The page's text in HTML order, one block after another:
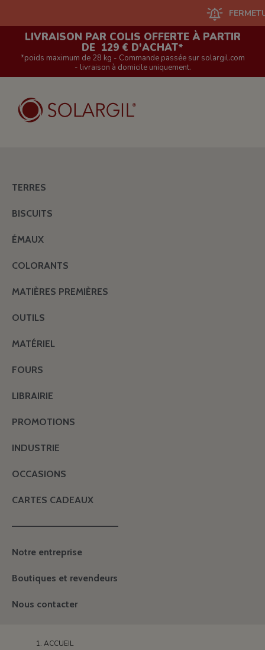
FERMETURE
LIVRAISON PAR COLIS OFFERTE À PARTIR
DE 129 € D'ACHAT*
*poids maximum de 28 kg - Commande passée sur solargil.com
- livraison à domicile uniquement.
TERRES
BISCUITS
ÉMAUX
COLORANTS
MATIÈRES PREMIÈRES
OUTILS
MATÉRIEL
FOURS
LIBRAIRIE
PROMOTIONS
INDUSTRIE
OCCASIONS
CARTES CADEAUX
———————————————
Notre entreprise
Boutiques et revendeurs
Nous contacter
ACCUEIL